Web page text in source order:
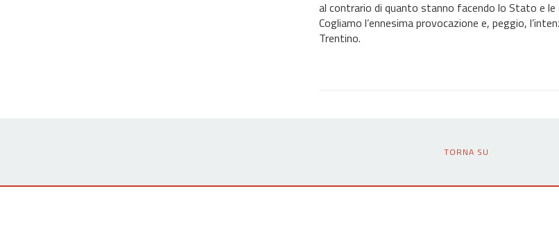
al contrario di quanto stanno facendo lo Stato e
Cogliamo l’ennesima provocazione e, peggio,
Trentino.
TORNA SU